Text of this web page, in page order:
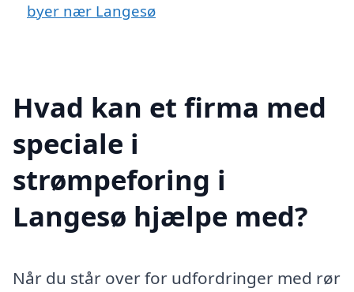
byer nær Langesø
Hvad kan et firma med
speciale i
strømpeforing i
Langesø hjælpe med?
Når du står over for udfordringer med rør